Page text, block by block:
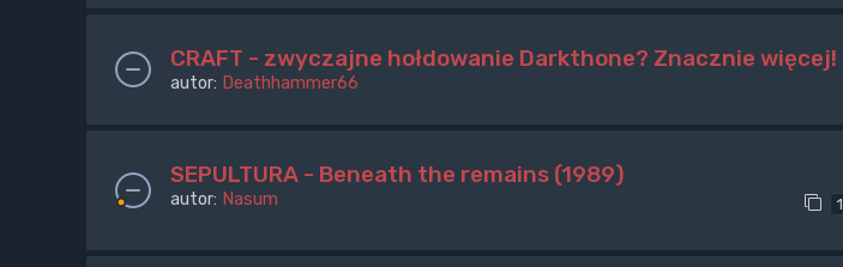
CRAFT - zwyczajne hołdowanie Darkthone? Znacznie więcej!
autor: Deathhammer66
SEPULTURA - Beneath the remains (1989)
autor: Nasum 1